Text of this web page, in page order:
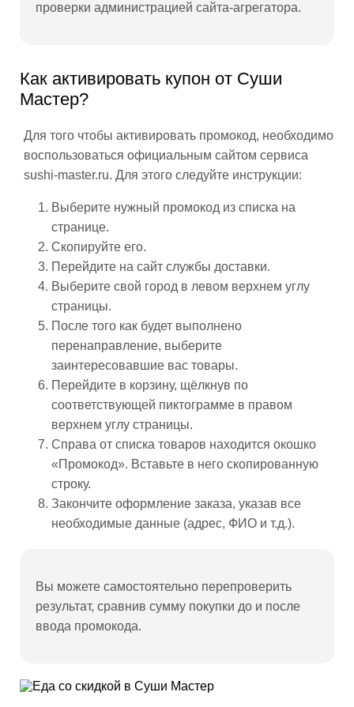
проверки администрацией сайта-агрегатора.
Как активировать купон от Суши
Мастер?
Для того чтобы активировать промокод, необходимо
воспользоваться официальным сайтом сервиса
sushi-master.ru. Для этого следуйте инструкции:
Выберите нужный промокод из списка на
странице.
Скопируйте его.
Перейдите на сайт службы доставки.
Выберите свой город в левом верхнем углу
страницы.
После того как будет выполнено
перенаправление, выберите
заинтересовавшие вас товары.
Перейдите в корзину, щёлкнув по
соответствующей пиктограмме в правом
верхнем углу страницы.
Справа от списка товаров находится окошко
«Промокод». Вставьте в него скопированную
строку.
Закончите оформление заказа, указав все
необходимые данные (адрес, ФИО и т.д.).
Вы можете самостоятельно перепроверить
результат, сравнив сумму покупки до и после
ввода промокода.